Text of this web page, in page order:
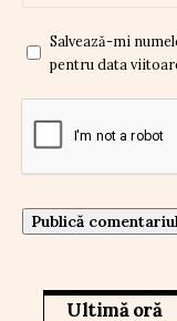
Salvează-mi
pentru data
Ultimă oră